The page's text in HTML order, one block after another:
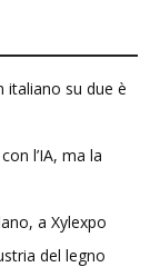
italiano su due è
l’IA, ma la
a Xylexpo
del legno